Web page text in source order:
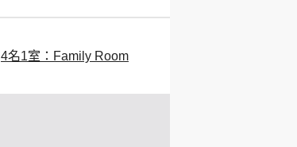
4名1室：Family Room